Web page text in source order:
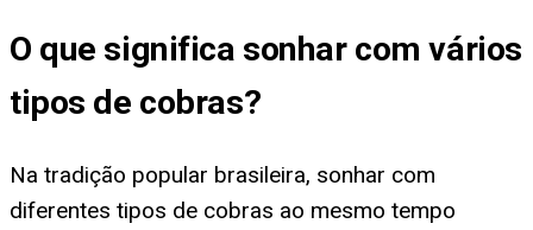
O que significa sonhar com vários
tipos de cobras?
Na tradição popular brasileira, sonhar com
diferentes tipos de cobras ao mesmo tempo